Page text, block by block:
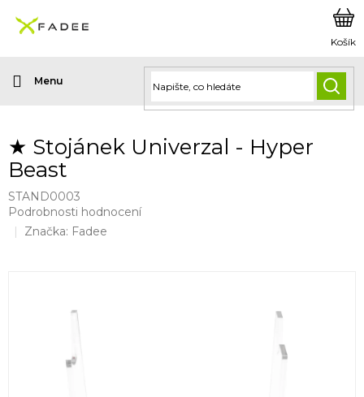
obsah
★ Stojánek Univerzal - Hyper
Beast
STAND0003
Průměrné
hodnocení
Podrobnosti hodnocení
Značka: Fadee